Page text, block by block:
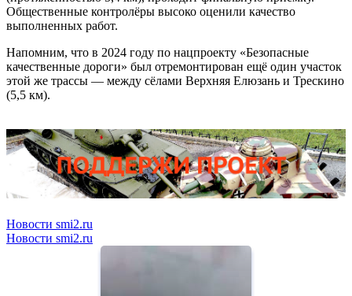
Общественные контролёры высоко оценили качество
выполненных работ.
Напомним, что в 2024 году по нацпроекту «Безопасные
качественные дороги» был отремонтирован ещё один участок
этой же трассы — между сёлами Верхняя Елюзань и Трескино
(5,5 км).
Новости smi2.ru
Новости smi2.ru